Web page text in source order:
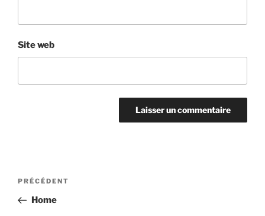
Site web
Navigation
l’article
Article
précédent
PRÉCÉDENT
Home